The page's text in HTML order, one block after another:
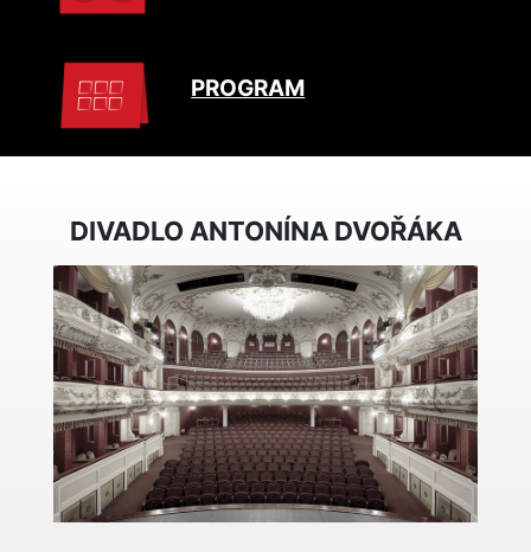
PROGRAM
DIVADLO ANTONÍNA DVOŘÁKA